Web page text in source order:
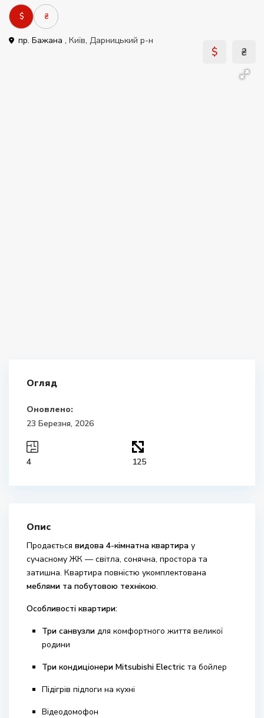
$ ₴
пр. Бажана , Київ, Дарницький р-н
Огляд
Оновлено:
23 Березня, 2026
4 125
Опис
Продається видова 4-кімнатна квартира у
сучасному ЖК — світла, сонячна, простора та
затишна. Квартира повністю укомплектована
меблями та побутовою технікою.
Особливості квартири:
Три санвузли для комфортного життя великої
родини
Три кондиціонери Mitsubishi Electric та бойлер
Підігрів підлоги на кухні
Відеодомофон
$ ₴